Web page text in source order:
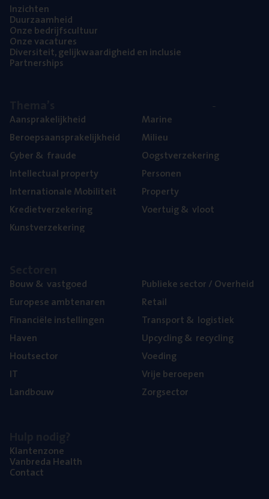
Inzich­ten
Duur­zaam­heid
Onze bedrijfs­cul­tuur
Onze vaca­tu­res
Diver­si­teit, gelijk­waar­dig­heid en inclusie
Part­ner­ships
Aan­spra­ke­lijk­heid
Beroeps­aan­spra­ke­lijk­heid
Cyber& fraude
Intel­lec­tu­al property
Inter­na­ti­o­na­le Mobiliteit
Kre­diet­ver­ze­ke­ring
Kunst­ver­ze­ke­ring
Mari­ne
Mili­eu
Oogst­ver­ze­ke­ring
Per­so­nen
Pro­per­ty
Voer­tuig& vloot
Bouw& vastgoed
Euro­pe­se ambtenaren
Finan­ci­ë­le instellingen
Haven
Hout­sec­tor
IT
Land­bouw
Publie­ke sec­tor / Overheid
Retail
Trans­port& logistiek
Upcy­cling& recycling
Voe­ding
Vrije beroe­pen
Zorg­sec­tor
Klan­ten­zo­ne
Van­b­re­da Health
Con­tact